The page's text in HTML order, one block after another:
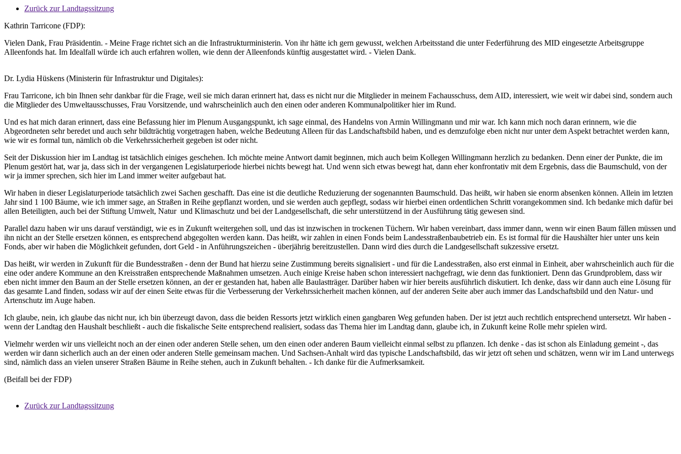
Zurück zur Landtagssitzung
Kathrin Tarricone (FDP):
Vielen Dank, Frau Präsidentin. - Meine Frage richtet sich an die Infrastrukturministerin. Von ihr hätte ich gern gewusst, welchen Arbeitsstand die unter Federführung des MID eingesetzte Arbeitsgruppe
Alleenfonds hat. Im Idealfall würde ich auch erfahren wollen, wie denn der Alleenfonds künftig ausgestattet wird. - Vielen Dank.
Dr. Lydia Hüskens (Ministerin für Infrastruktur und Digitales):
Frau Tarricone, ich bin Ihnen sehr dankbar für die Frage, weil sie mich daran erinnert hat, dass es nicht nur die Mitglieder in meinem Fachausschuss, dem AID, interessiert, wie weit wir dabei sind, sondern auch
die Mitglieder des Umweltausschusses, Frau Vorsitzende, und wahrscheinlich auch den einen oder anderen Kommunalpolitiker hier im Rund.
Und es hat mich daran erinnert, dass eine Befassung hier im Plenum Ausgangspunkt, ich sage einmal, des Handelns von Armin Willingmann und mir war. Ich kann mich noch daran erinnern, wie die
Abgeordneten sehr beredet und auch sehr bildträchtig vorgetragen haben, welche Bedeutung Alleen für das Landschaftsbild haben, und es demzufolge eben nicht nur unter dem Aspekt betrachtet werden kann,
wie wir es formal tun, nämlich ob die Verkehrssicherheit gegeben ist oder nicht.
Seit der Diskussion hier im Landtag ist tatsächlich einiges geschehen. Ich möchte meine Antwort damit beginnen, mich auch beim Kollegen Willingmann herzlich zu bedanken. Denn einer der Punkte, die im
Plenum gestört hat, war ja, dass sich in der vergangenen Legislaturperiode hierbei nichts bewegt hat. Und wenn sich etwas bewegt hat, dann eher konfrontativ mit dem Ergebnis, dass die Baumschuld, von der
wir ja immer sprechen, sich hier im Land immer weiter aufgebaut hat.
Wir haben in dieser Legislaturperiode tatsächlich zwei Sachen geschafft. Das eine ist die deutliche Reduzierung der sogenannten Baumschuld. Das heißt, wir haben sie enorm absenken können. Allein im letzten
Jahr sind 1 100 Bäume, wie ich immer sage, an Straßen in Reihe gepflanzt worden, und sie werden auch gepflegt, sodass wir hierbei einen ordentlichen Schritt vorangekommen sind. Ich bedanke mich dafür bei
allen Beteiligten, auch bei der Stiftung Umwelt, Natur und Klimaschutz und bei der Landgesellschaft, die sehr unterstützend in der Ausführung tätig gewesen sind.
Parallel dazu haben wir uns darauf verständigt, wie es in Zukunft weitergehen soll, und das ist inzwischen in trockenen Tüchern. Wir haben vereinbart, dass immer dann, wenn wir einen Baum fällen müssen und
ihn nicht an der Stelle ersetzen können, es entsprechend abgegolten werden kann. Das heißt, wir zahlen in einen Fonds beim Landesstraßenbaubetrieb ein. Es ist formal für die Haushälter hier unter uns kein
Fonds, aber wir haben die Möglichkeit gefunden, dort Geld - in Anführungszeichen - überjährig bereitzustellen. Dann wird dies durch die Landgesellschaft sukzessive ersetzt.
Das heißt, wir werden in Zukunft für die Bundesstraßen - denn der Bund hat hierzu seine Zustimmung bereits signalisiert - und für die Landesstraßen, also erst einmal in Einheit, aber wahrscheinlich auch für die
eine oder andere Kommune an den Kreisstraßen entsprechende Maßnahmen umsetzen. Auch einige Kreise haben schon interessiert nachgefragt, wie denn das funktioniert. Denn das Grundproblem, dass wir
eben nicht immer den Baum an der Stelle ersetzen können, an der er gestanden hat, haben alle Baulastträger. Darüber haben wir hier bereits ausführlich diskutiert. Ich denke, dass wir dann auch eine Lösung für
das gesamte Land finden, sodass wir auf der einen Seite etwas für die Verbesserung der Verkehrssicherheit machen können, auf der anderen Seite aber auch immer das Landschaftsbild und den Natur- und
Artenschutz im Auge haben.
Ich glaube, nein, ich glaube das nicht nur, ich bin überzeugt davon, dass die beiden Ressorts jetzt wirklich einen gangbaren Weg gefunden haben. Der ist jetzt auch rechtlich entsprechend untersetzt. Wir haben -
wenn der Landtag den Haushalt beschließt - auch die fiskalische Seite entsprechend realisiert, sodass das Thema hier im Landtag dann, glaube ich, in Zukunft keine Rolle mehr spielen wird.
Vielmehr werden wir uns vielleicht noch an der einen oder anderen Stelle sehen, um den einen oder anderen Baum vielleicht einmal selbst zu pflanzen. Ich denke - das ist schon als Einladung gemeint -, das
werden wir dann sicherlich auch an der einen oder anderen Stelle gemeinsam machen. Und Sachsen-Anhalt wird das typische Landschaftsbild, das wir jetzt oft sehen und schätzen, wenn wir im Land unterwegs
sind, nämlich dass an vielen unserer Straßen Bäume in Reihe stehen, auch in Zukunft behalten. - Ich danke für die Aufmerksamkeit.
(Beifall bei der FDP)
Zurück zur Landtagssitzung